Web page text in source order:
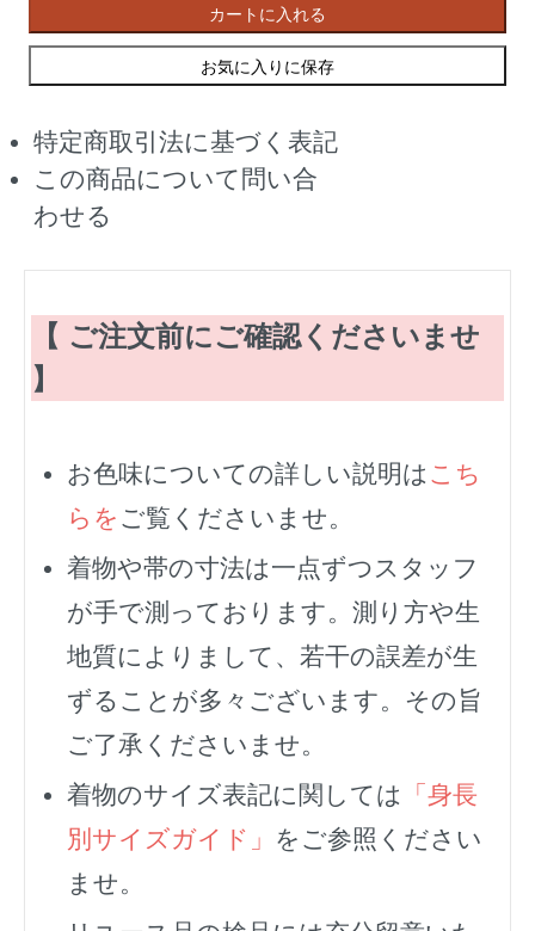
カートに入れる
お気に入りに保存
特定商取引法に基づく表記
この商品について問い合
わせる
【 ご注文前にご確認くださいませ
】
お色味についての詳しい説明は こち
らを ご覧くださいませ。
着物や帯の寸法は一点ずつスタッフ
が手で測っております。測り方や生
地質によりまして、若干の誤差が生
ずることが多々ございます。その旨
ご了承くださいませ。
着物のサイズ表記に関しては
「身長
別サイズガイド」 をご参照ください
ませ。